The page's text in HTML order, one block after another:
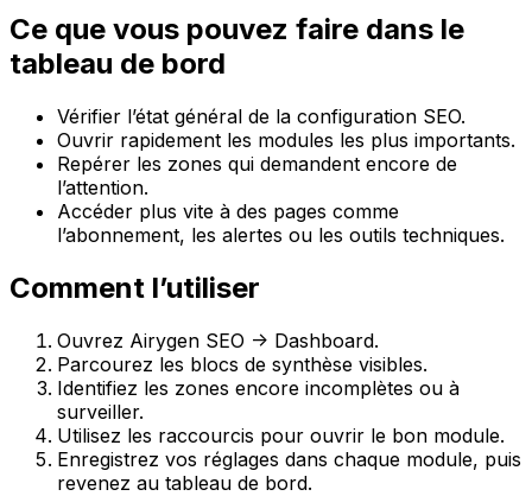
Ce que vous pouvez faire dans le
tableau de bord
Vérifier l’état général de la configuration SEO.
Ouvrir rapidement les modules les plus importants.
Repérer les zones qui demandent encore de
l’attention.
Accéder plus vite à des pages comme
l’abonnement, les alertes ou les outils techniques.
Comment l’utiliser
Ouvrez Airygen SEO -> Dashboard.
Parcourez les blocs de synthèse visibles.
Identifiez les zones encore incomplètes ou à
surveiller.
Utilisez les raccourcis pour ouvrir le bon module.
Enregistrez vos réglages dans chaque module, puis
revenez au tableau de bord.